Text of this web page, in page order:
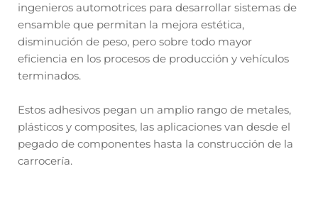
ingenieros automotrices para desarrollar sistemas de
ensamble que permitan la mejora estética,
disminución de peso, pero sobre todo mayor
eficiencia en los procesos de producción y vehículos
terminados.
Estos adhesivos pegan un amplio rango de metales,
plásticos y composites, las aplicaciones van desde el
pegado de componentes hasta la construcción de la
carrocería.